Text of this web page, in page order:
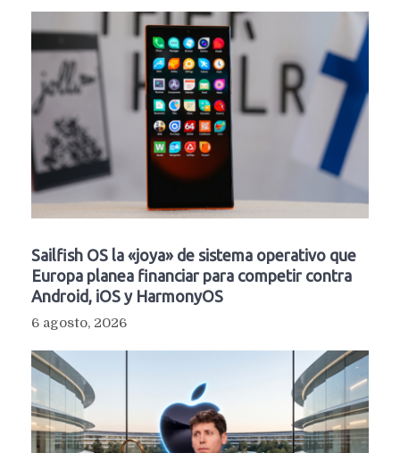
Sailfish OS la «joya» de sistema operativo que
Europa planea financiar para competir contra
Android, iOS y HarmonyOS
6 agosto, 2026